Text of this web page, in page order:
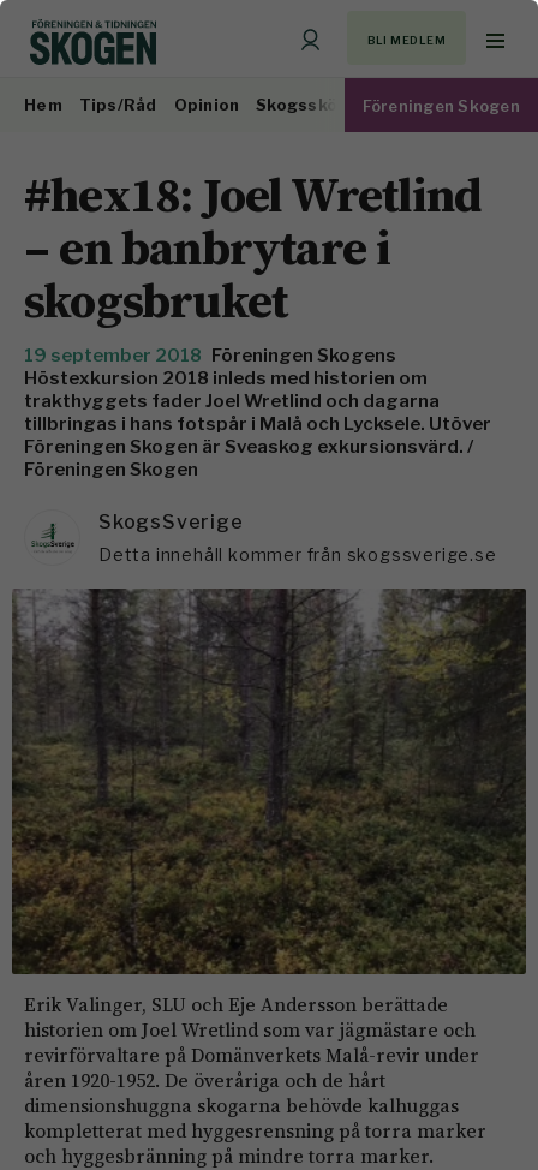
BLI MEDLEM
Hem Tips/Råd Opinion Skogsskötsel Virkesmarknad
Föreningen Skogen
#hex18: Joel Wretlind
– en banbrytare i
skogsbruket
19 september 2018 Föreningen Skogens
Höstexkursion 2018 inleds med historien om
trakthyggets fader Joel Wretlind och dagarna
tillbringas i hans fotspår i Malå och Lycksele. Utöver
Föreningen Skogen är Sveaskog exkursionsvärd. /
Föreningen Skogen
SkogsSverige
Detta innehåll kommer från skogssverige.se
Erik Valinger, SLU och Eje Andersson berättade
historien om Joel Wretlind som var jägmästare och
revirförvaltare på Domänverkets Malå-revir under
åren 1920-1952. De överåriga och de hårt
dimensionshuggna skogarna behövde kalhuggas
kompletterat med hyggesrensning på torra marker
och hyggesbränning på mindre torra marker.